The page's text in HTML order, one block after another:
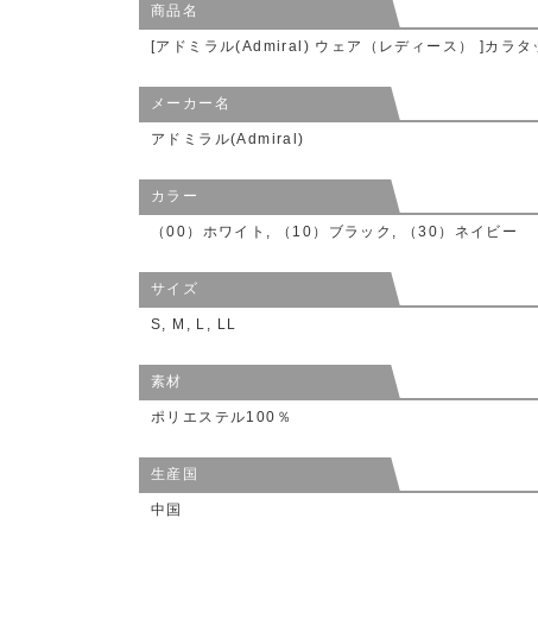
商品名
[アドミラル(Admiral) ウェア（レディース） ]カラタ
メーカー名
アドミラル(Admiral)
カラー
（00）ホワイト, （10）ブラック, （30）ネイビー
サイズ
S, M, L, LL
素材
ポリエステル100％
生産国
中国